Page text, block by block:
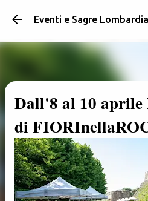
Passa ai
Dall'8 al 10
di